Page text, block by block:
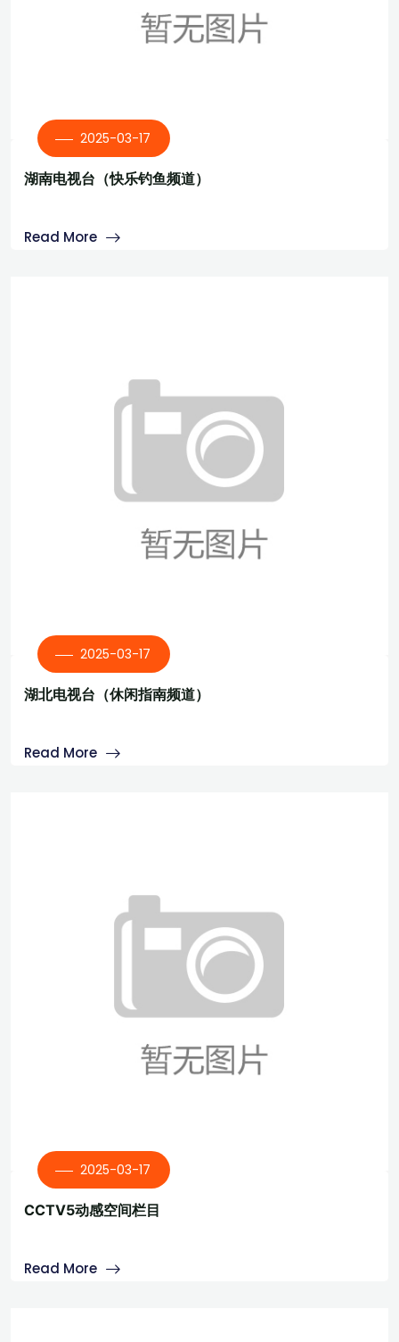
2025-03-17
湖南电视台（快乐钓鱼频道）
Read More
2025-03-17
湖北电视台（休闲指南频道）
Read More
2025-03-17
CCTV5动感空间栏目
Read More